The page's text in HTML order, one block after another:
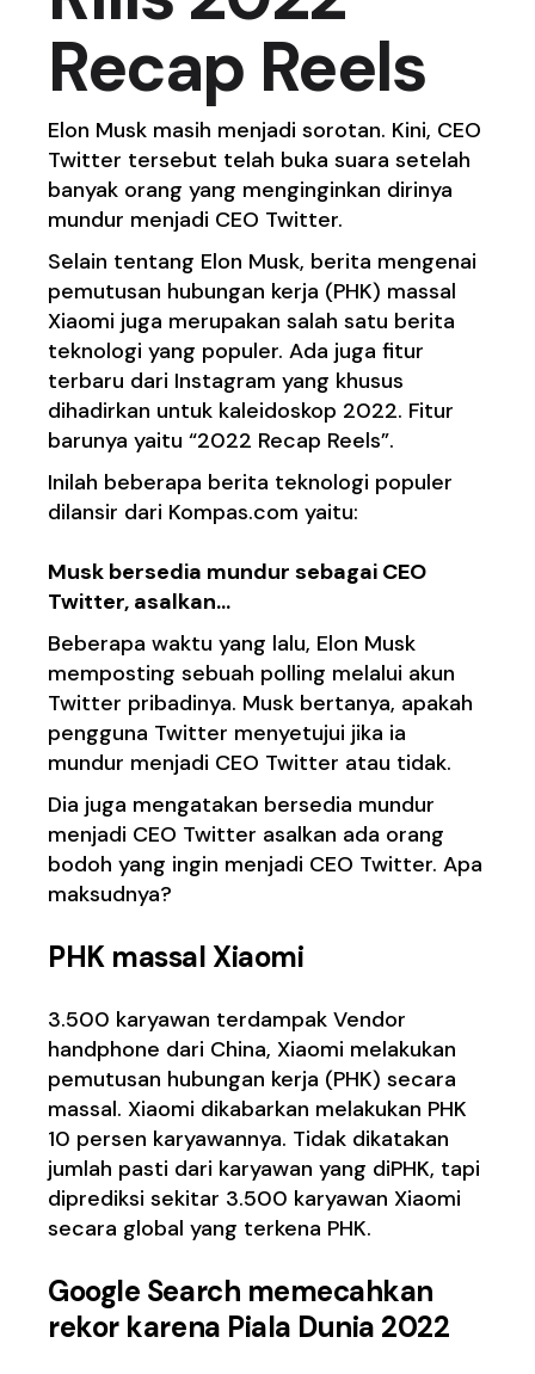
Recap Reels
Elon Musk masih menjadi sorotan. Kini, CEO
Twitter tersebut telah buka suara setelah
banyak orang yang menginginkan dirinya
mundur menjadi CEO Twitter.
Selain tentang Elon Musk, berita mengenai
pemutusan hubungan kerja (PHK) massal
Xiaomi juga merupakan salah satu berita
teknologi yang populer. Ada juga fitur
terbaru dari Instagram yang khusus
dihadirkan untuk kaleidoskop 2022. Fitur
barunya yaitu “2022 Recap Reels”.
Inilah beberapa berita teknologi populer
dilansir dari Kompas.com yaitu:
Musk bersedia mundursebagai CEO
Twitter, asalkan…
Beberapa waktu yang lalu, Elon Musk
memposting sebuah polling melalui akun
Twitter pribadinya. Musk bertanya, apakah
pengguna Twitter menyetujui jika ia
mundur menjadi CEO Twitter atau tidak.
Dia juga mengatakan bersedia mundur
menjadi CEO Twitter asalkan ada orang
bodoh yang ingin menjadi CEO Twitter. Apa
maksudnya?
PHK massal Xiaomi
3.500 karyawan terdampak Vendor
handphone dari China, Xiaomi melakukan
pemutusan hubungan kerja (PHK) secara
massal. Xiaomi dikabarkan melakukan PHK
10 persen karyawannya. Tidak dikatakan
jumlah pasti dari karyawan yang diPHK, tapi
diprediksi sekitar 3.500 karyawan Xiaomi
secara global yang terkena PHK.
Google Search memecahkan
rekor karena Piala Dunia 2022